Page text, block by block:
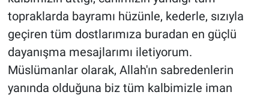
topraklarda bayramı hüzünle, kederle, sızıyla
geçiren tüm dostlarımıza buradan en güçlü
dayanışma mesajlarımı iletiyorum.
Müslümanlar olarak, Allah'ın sabredenlerin
yanında olduğuna biz tüm kalbimizle iman